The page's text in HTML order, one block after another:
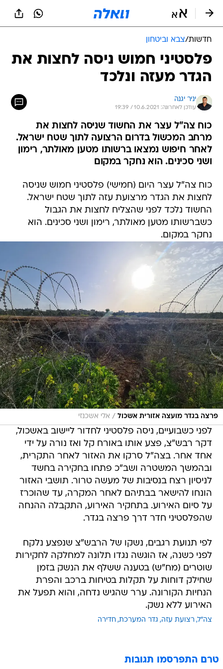
חדשות/צבא וביטחון
פלסטיני חמוש ניסה לחצות את
הגדר מעזה ונלכד
יניר יגנה
עודכן לאחרונה: 10.6.2021 / 19:39
כוח צה"ל עצר את החשוד שניסה לחצות את
מרחב המכשול בדרום הרצועה לתוך שטח ישראל.
לאחר חיפוש נמצאו ברשותו מטען מאולתר, רימון
ושני סכינים. הוא נחקר במקום
כוח צה"ל עצר היום (חמישי) פלסטיני חמוש שניסה
לחצות את הגדר מרצועת עזה לתוך שטח ישראל.
החשוד נלכד לפני שהצליח לחצות את הגבול
כשברשותו מטען מאולתר, רימון ושני סכינים. הוא
נחקר במקום.
פרצה בגדר מועצה אזורית אשכול / אלי אשכנזי
לפני כשבועיים, ניסה פלסטיני לחדור ליישוב באשכול,
דקר רבש"צ, פצע אותו באורח קל ואז נורה על ידי
אחד אחר. בצה"ל סרקו את האזור לאחר התקרית,
ובהמשך המשטרה ושב"כ פתחו בחקירה בחשד
לניסיון רצח בנסיבות של מעשה טרור. תושבי האזור
הונחו להישאר בבתיהם לאחר המקרה, עד שהוכרז
על סיום האירוע. בתחקיר האירוע, התקבלה ההנחה
שהפלסטיני חדר דרך פרצה בגדר.
לפי תנועת רגבים, נשקו של הרבש"צ שנפצע נלקח
לפני כשנה, אז הוגשה נגדו תלונה למחלקה לחקירות
שוטרים (מח"ש) בטענה ששלף את הנשק בזמן
שחילק דוחות על תקלות בטיחות ברכב והפרת
הנחיות הקורונה. ערר שהגיש נדחה, והוא תפעל את
האירוע ללא נשק.
צה"ל רצועת עזה גדר המערכת חדירה
טרם התפרסמו תגובות